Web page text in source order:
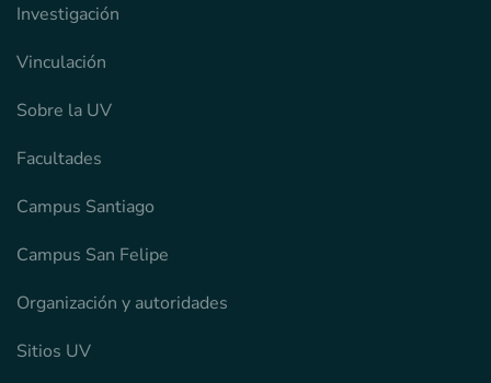
Investigación
Vinculación
Sobre la UV
Facultades
Campus Santiago
Campus San Felipe
Organización y autoridades
Sitios UV